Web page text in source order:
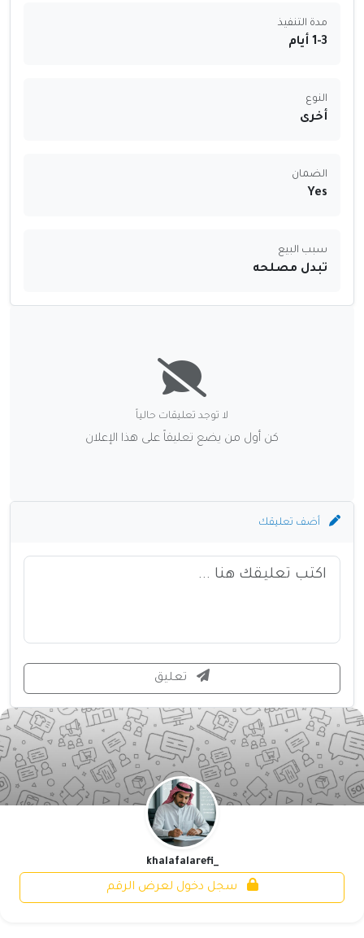
مدة التنفيذ
1-3 أيام
النوع
أخرى
الضمان
Yes
سبب البيع
تبدل مصلحه
لا توجد تعليقات حالياً
كن أول من يضع تعليقاً على هذا الإعلان
أضف تعليقك
تعليق
_khalafalarefi
سجل دخول لعرض الرقم